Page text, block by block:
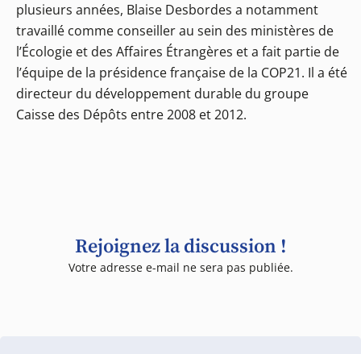
plusieurs années, Blaise Desbordes a notamment
travaillé comme conseiller au sein des ministères de
l’Écologie et des Affaires Étrangères et a fait partie de
l’équipe de la présidence française de la COP21. Il a été
directeur du développement durable du groupe
Caisse des Dépôts entre 2008 et 2012.
Rejoignez la discussion !
Votre adresse e-mail ne sera pas publiée.